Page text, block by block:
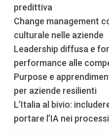
predittiva
Change management
culturale nelle aziende
Leadership diffusa e
performance alle
Purpose e
per aziende resilienti
L’Italia al bivio:
portare l’IA nei